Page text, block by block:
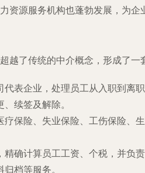
源服务机构也蓬勃发展，为企
了传统的中介概念，形成了一
表企业，处理员工从入职到离
续签及解除。
疗保险、失业保险、工伤保险
精确计算员工工资、个税，并负
档等服务。